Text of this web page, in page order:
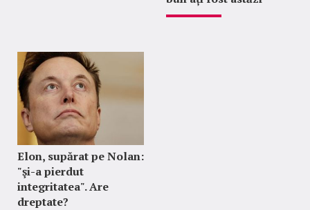
Elon, supărat pe Nolan:
"şi-a pierdut
integritatea". Are
dreptate?